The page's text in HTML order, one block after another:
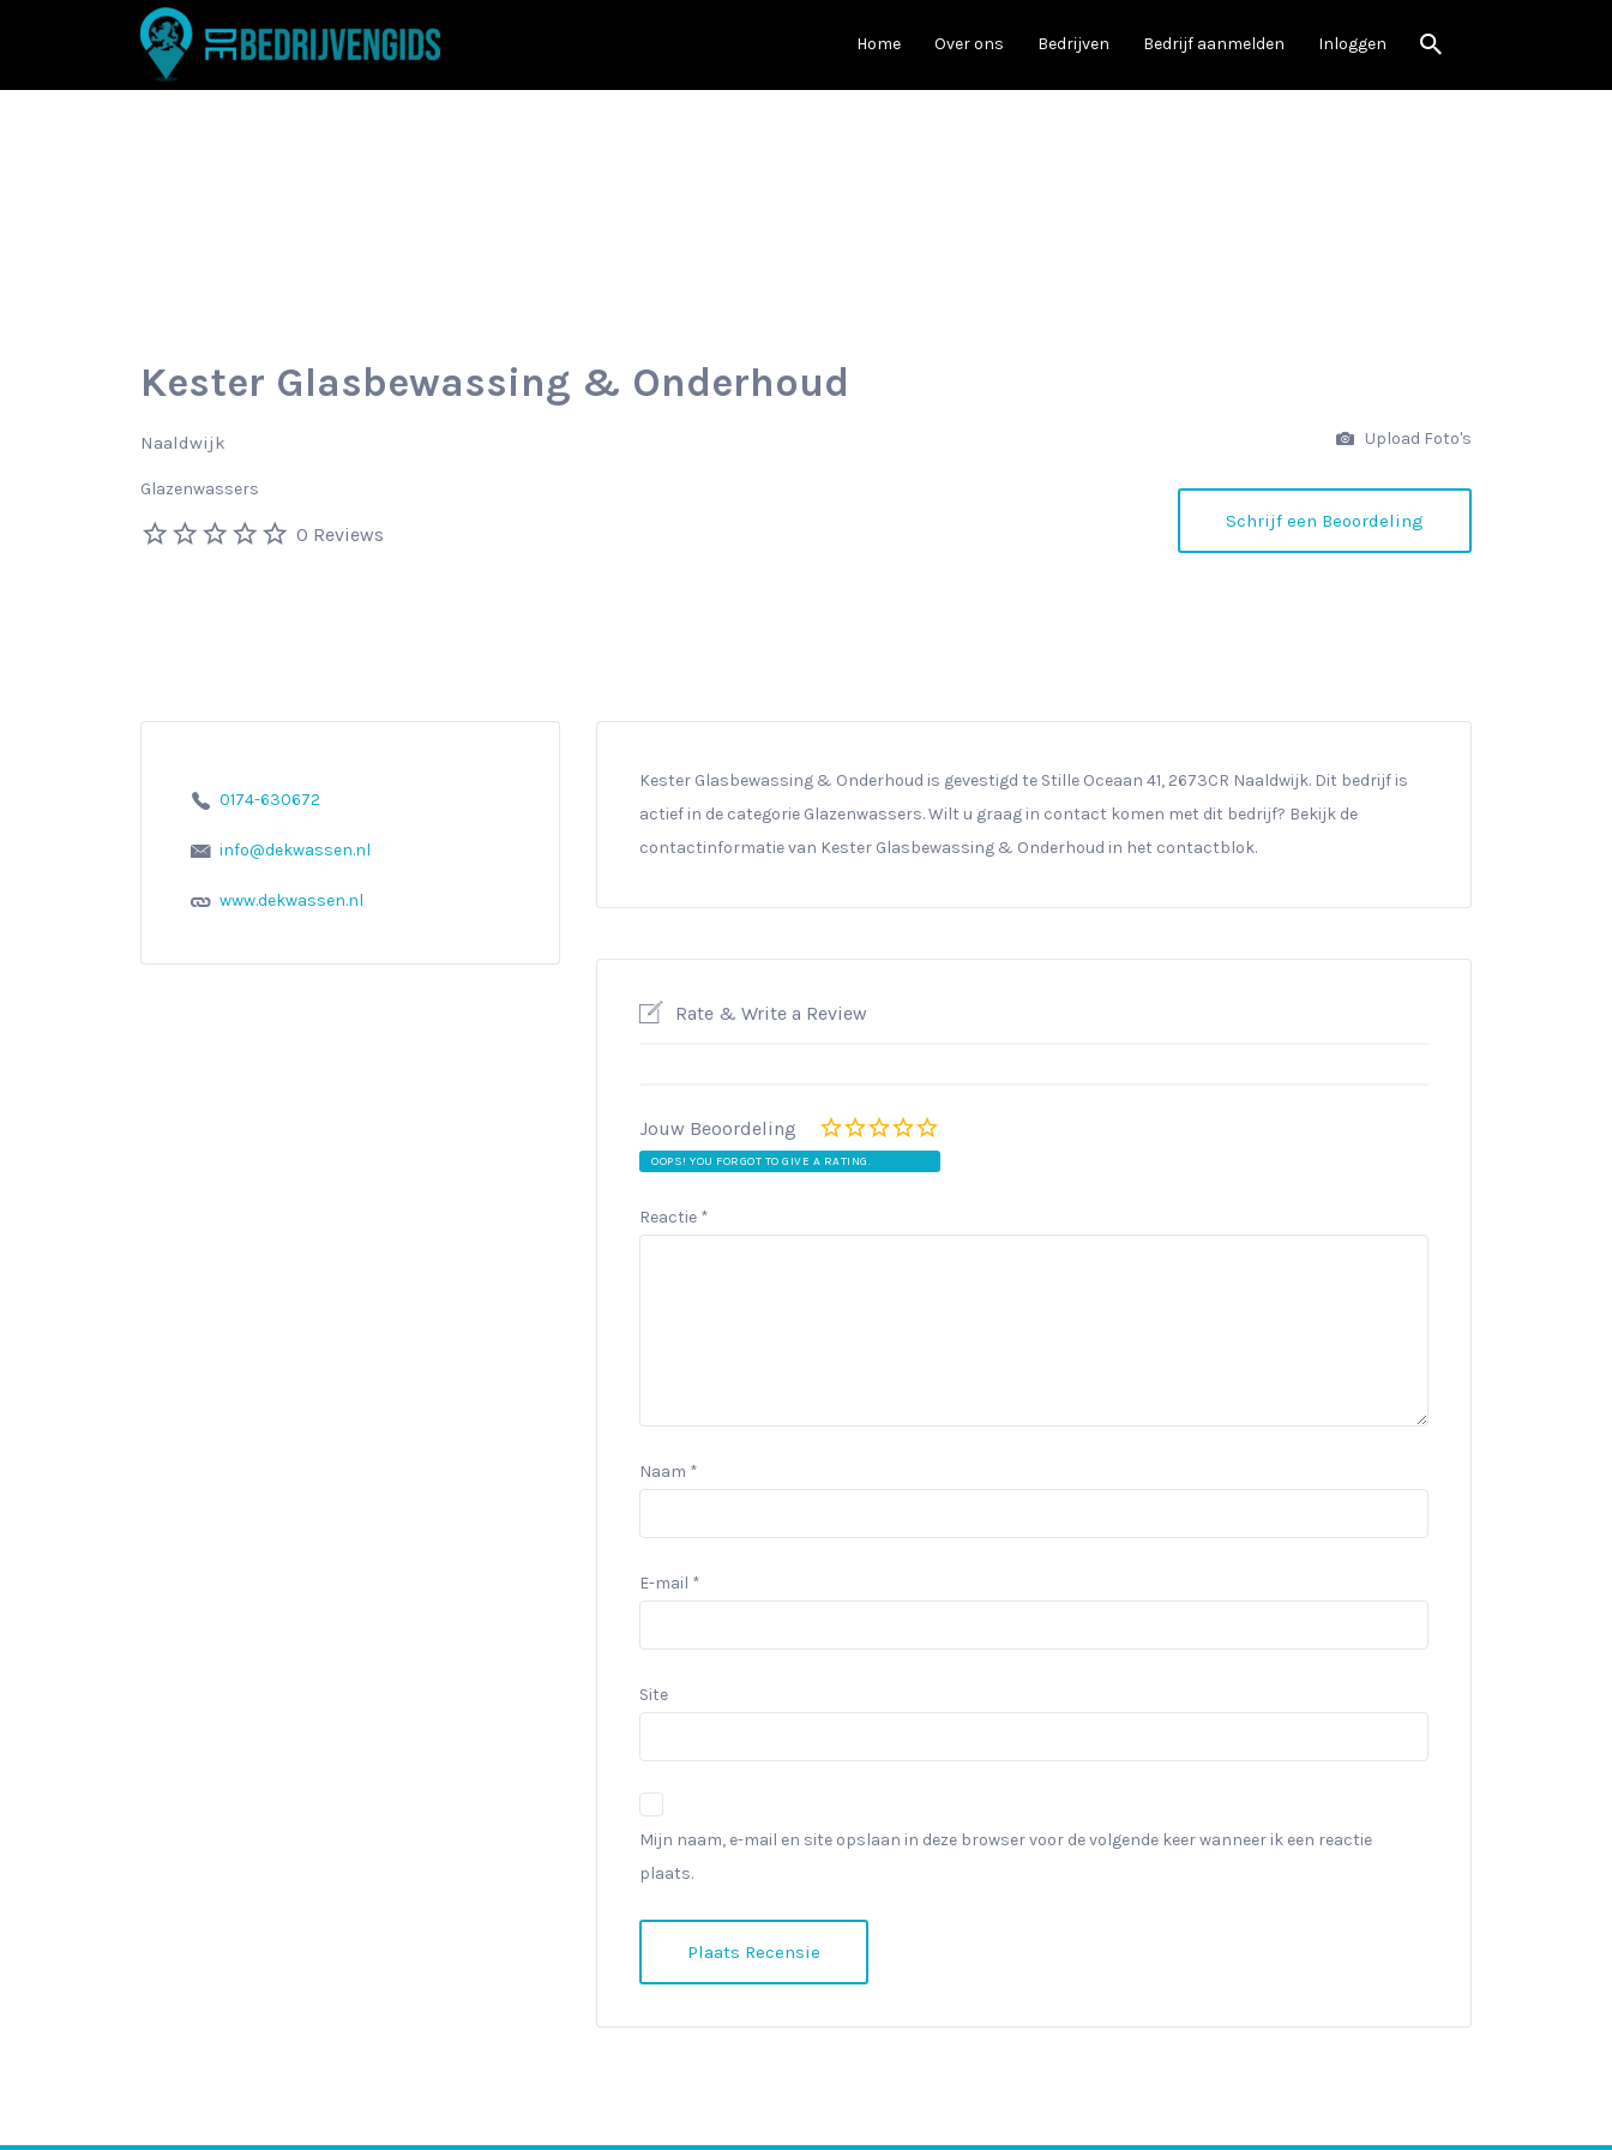
Home Over ons Bedrijven Bedrijf aanmelden Inloggen
Zoek
naar:
Kester Glasbewassing & Onderhoud
Naaldwijk
Glazenwassers
0 Reviews
Upload Foto's
Schrijf een Beoordeling
0174-630672
info@dekwassen.nl
www.dekwassen.nl
Kester Glasbewassing & Onderhoud is gevestigd te Stille Oceaan 41, 2673CR Naaldwijk. Dit bedrijf is
actief in de categorie Glazenwassers. Wilt u graag in contact komen met dit bedrijf? Bekijk de
contactinformatie van Kester Glasbewassing & Onderhoud in het contactblok.
Rate & Write a Review
Jouw Beoordeling
OOPS! YOU FORGOT TO GIVE A RATING.
Reactie *
Naam *
E-mail *
Site
Mijn naam, e-mail en site opslaan in deze browser voor de volgende keer wanneer ik een reactie
plaats.